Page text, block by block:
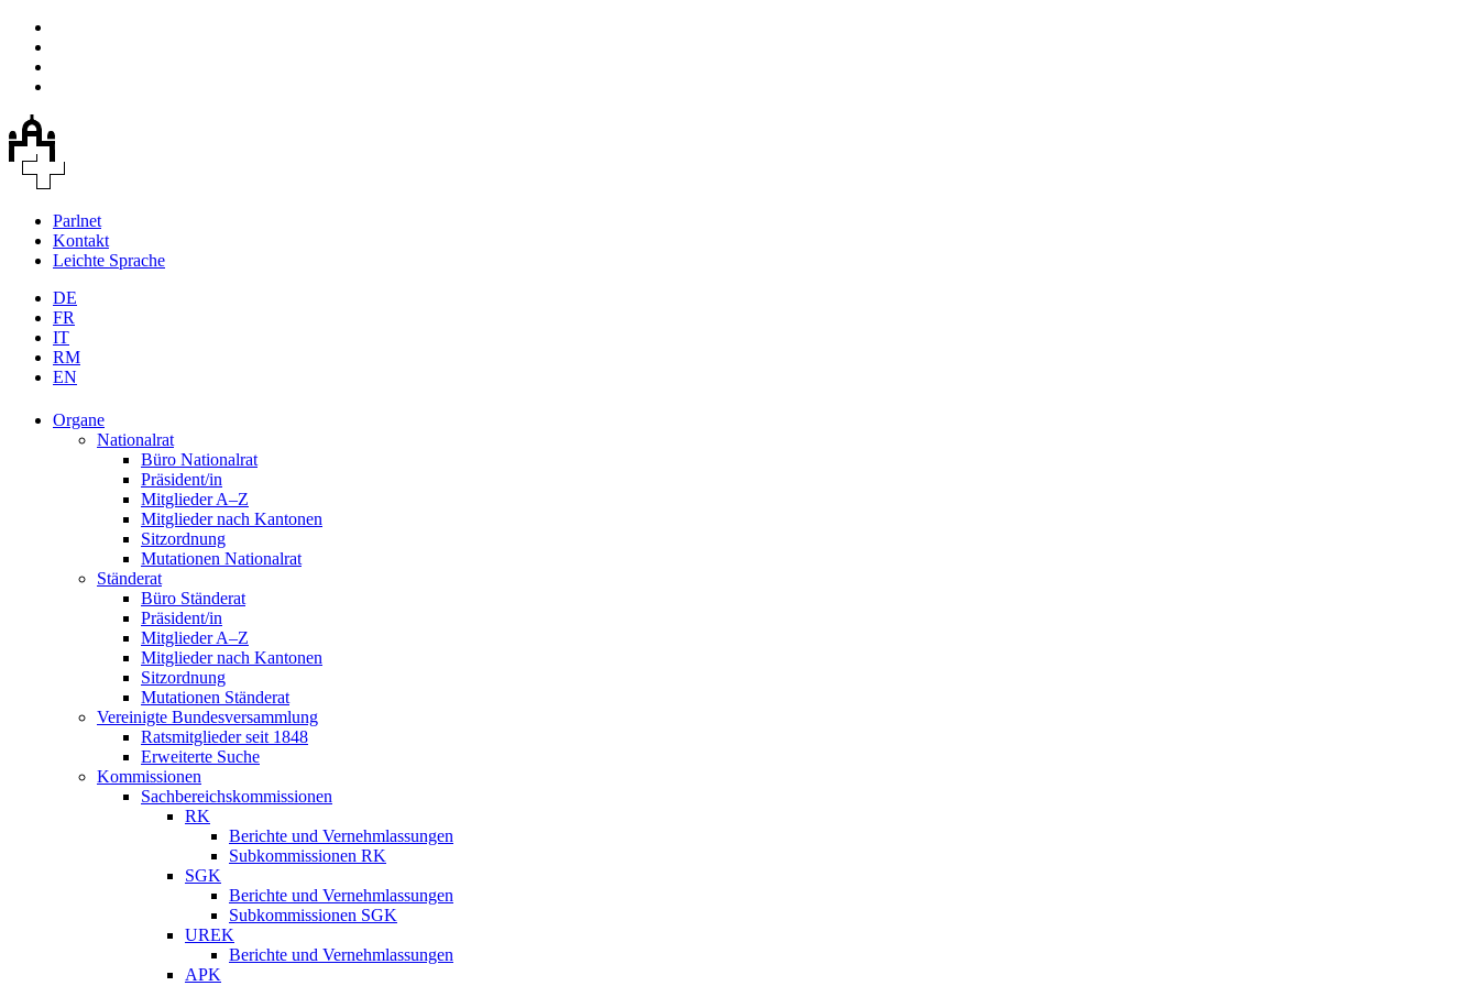
Parlnet
Kontakt
Leichte Sprache
DE
FR
IT
RM
EN
Organe
Nationalrat
Büro Nationalrat
Präsident/in
Mitglieder A–Z
Mitglieder nach Kantonen
Sitzordnung
Mutationen Nationalrat
Ständerat
Büro Ständerat
Präsident/in
Mitglieder A–Z
Mitglieder nach Kantonen
Sitzordnung
Mutationen Ständerat
Vereinigte Bundesversammlung
Ratsmitglieder seit 1848
Erweiterte Suche
Kommissionen
Sachbereichskommissionen
RK
Berichte und Vernehmlassungen
Subkommissionen RK
SGK
Berichte und Vernehmlassungen
Subkommissionen SGK
UREK
Berichte und Vernehmlassungen
APK